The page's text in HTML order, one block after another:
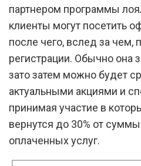
партнером программы
клиенты могут посетить
после чего, вслед за чем,
регистрации. Обычно она
зато затем можно будет
актуальными акциями и
принимая участие в
вернутся до 30% от
оплаченных услуг.